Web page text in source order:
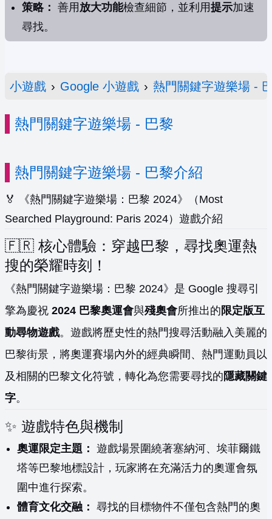
策略： 善用 放大功能檢查細節，並利用提示加速
尋找。
小遊戲 › Google 小遊戲 › 熱門關鍵字遊樂場 -
熱門關鍵字遊樂場 - 巴黎
熱門關鍵字遊樂場 - 巴黎介紹
🏅 《熱門關鍵字遊樂場：巴黎 2024》（Most
Searched Playground: Paris 2024）遊戲介紹
🇫🇷 核心體驗：穿越巴黎，尋找奧運熱
搜的榮耀時刻！
《熱門關鍵字遊樂場：巴黎 2024》是 Google 搜尋引
擎為慶祝 2024 巴黎奧運會與殘奧會所推出的 限定版互
動尋物遊戲。遊戲將歷史性的熱門搜尋活動融入美麗的
巴黎街景，將奧運賽場內外的經典瞬間、熱門運動員以
及相關的巴黎文化符號，轉化為您需要尋找的隱藏關鍵
字。
✨ 遊戲特色與機制
奧運限定主題： 遊戲場景圍繞著塞納河、埃菲爾鐵
塔等巴黎地標設計，玩家將在充滿活力的奧運會氛
圍中進行探索。
體育文化交融： 尋找的目標物件不僅包含熱門的奧